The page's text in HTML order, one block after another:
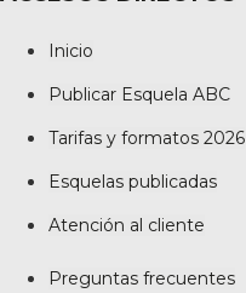
Inicio
Publicar Esquela ABC
Tarifas y formatos 2026
Esquelas publicadas
Atención al cliente
Preguntas frecuentes